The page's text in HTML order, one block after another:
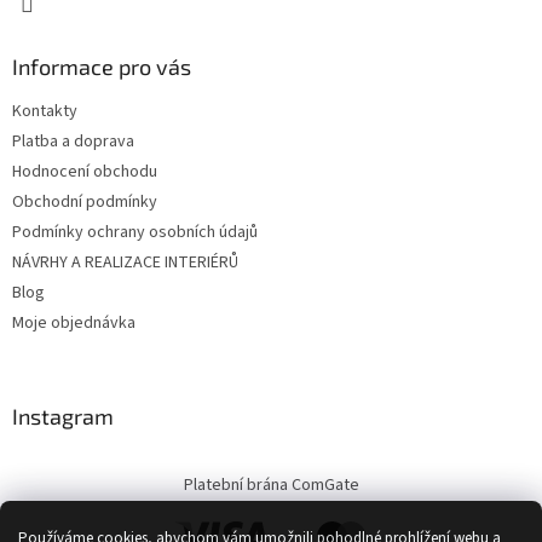
Informace pro vás
Kontakty
Platba a doprava
Hodnocení obchodu
Obchodní podmínky
Podmínky ochrany osobních údajů
NÁVRHY A REALIZACE INTERIÉRŮ
Blog
Moje objednávka
Instagram
Platební brána ComGate